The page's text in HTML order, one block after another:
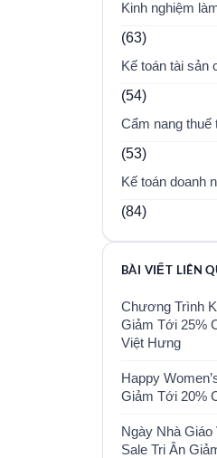
Kinh nghiệm
(63)
Kế toán tài sản
(54)
Cẩm nang thuế
(53)
Kế toán doanh
(84)
BÀI VIẾT LIÊN
Chương Trình
Giảm Tới 25%
Việt Hưng
Happy
Giảm Tới 20%
Ngày Nhà Giáo
Sale Tri Ân